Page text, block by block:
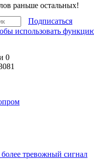
раньше остальных!
Подписаться
0
тревожный сигнал